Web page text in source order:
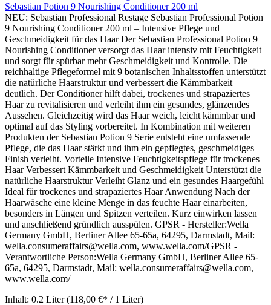
Sebastian Potion 9 Nourishing Conditioner 200 ml
NEU: Sebastian Professional Restage Sebastian Professional Potion
9 Nourishing Conditioner 200 ml – Intensive Pflege und
Geschmeidigkeit für das Haar Der Sebastian Professional Potion 9
Nourishing Conditioner versorgt das Haar intensiv mit Feuchtigkeit
und sorgt für spürbar mehr Geschmeidigkeit und Kontrolle. Die
reichhaltige Pflegeformel mit 9 botanischen Inhaltsstoffen unterstützt
die natürliche Haarstruktur und verbessert die Kämmbarkeit
deutlich. Der Conditioner hilft dabei, trockenes und strapaziertes
Haar zu revitalisieren und verleiht ihm ein gesundes, glänzendes
Aussehen. Gleichzeitig wird das Haar weich, leicht kämmbar und
optimal auf das Styling vorbereitet. In Kombination mit weiteren
Produkten der Sebastian Potion 9 Serie entsteht eine umfassende
Pflege, die das Haar stärkt und ihm ein gepflegtes, geschmeidiges
Finish verleiht. Vorteile Intensive Feuchtigkeitspflege für trockenes
Haar Verbessert Kämmbarkeit und Geschmeidigkeit Unterstützt die
natürliche Haarstruktur Verleiht Glanz und ein gesundes Haargefühl
Ideal für trockenes und strapaziertes Haar Anwendung Nach der
Haarwäsche eine kleine Menge in das feuchte Haar einarbeiten,
besonders in Längen und Spitzen verteilen. Kurz einwirken lassen
und anschließend gründlich ausspülen. GPSR - Hersteller:Wella
Germany GmbH, Berliner Allee 65-65a, 64295, Darmstadt, Mail:
wella.consumeraffairs@wella.com, www.wella.com/GPSR -
Verantwortliche Person:Wella Germany GmbH, Berliner Allee 65-
65a, 64295, Darmstadt, Mail: wella.consumeraffairs@wella.com,
www.wella.com/
Inhalt: 0.2 Liter(118,00 €* / 1 Liter)